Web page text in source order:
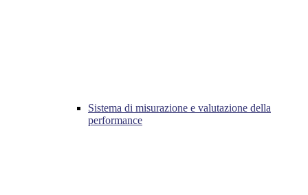
Sistema di misurazione e valutazione della
performance